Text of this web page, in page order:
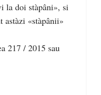
la doi stàpâni», si
astàzi «stàpânii»
217 / 2015 sau